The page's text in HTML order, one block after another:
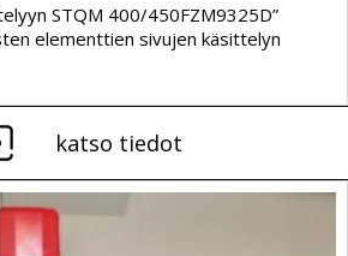
STQM 400/450FZM9325D”
elementtien sivujen käsittelyn
katso tiedot